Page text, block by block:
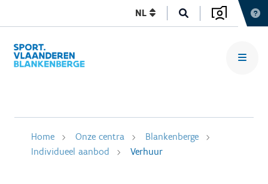
NL
Home Onze centra
Blankenberge
Individueel aanbod
Verhuur